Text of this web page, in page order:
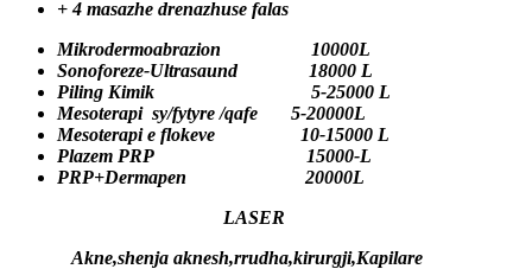
+ 4 masazhe drenazhuse falas
Mikrodermoabrazion 10000L
Sonoforeze-Ultrasaund 18000 L
Piling Kimik 5-25000 L
Mesoterapi sy/fytyre /qafe 5-20000L
Mesoterapi e flokeve 10-15000 L
Plazem PRP 15000-L
PRP+Dermapen 20000L
LASER
Akne,shenja aknesh,rrudha,kirurgji,Kapilare